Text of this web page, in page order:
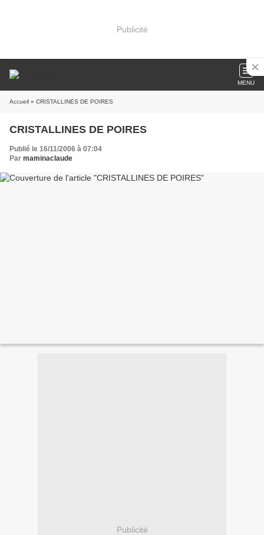
Publicité
MENU
Accueil » CRISTALLINES DE POIRES
CRISTALLINES DE POIRES
Publié le 16/11/2006 à 07:04
Par maminaclaude
Publicité